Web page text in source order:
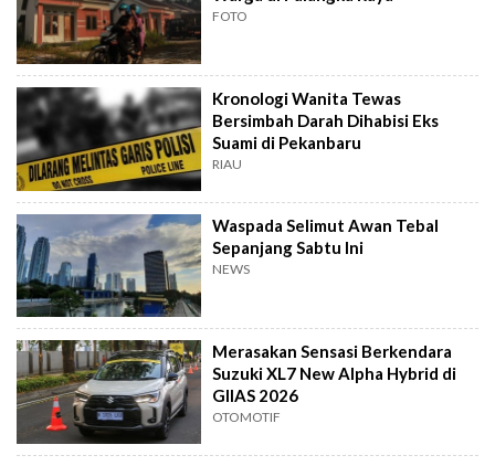
FOTO
Kronologi Wanita Tewas
Bersimbah Darah Dihabisi Eks
Suami di Pekanbaru
RIAU
Waspada Selimut Awan Tebal
Sepanjang Sabtu Ini
NEWS
Merasakan Sensasi Berkendara
Suzuki XL7 New Alpha Hybrid di
GIIAS 2026
OTOMOTIF